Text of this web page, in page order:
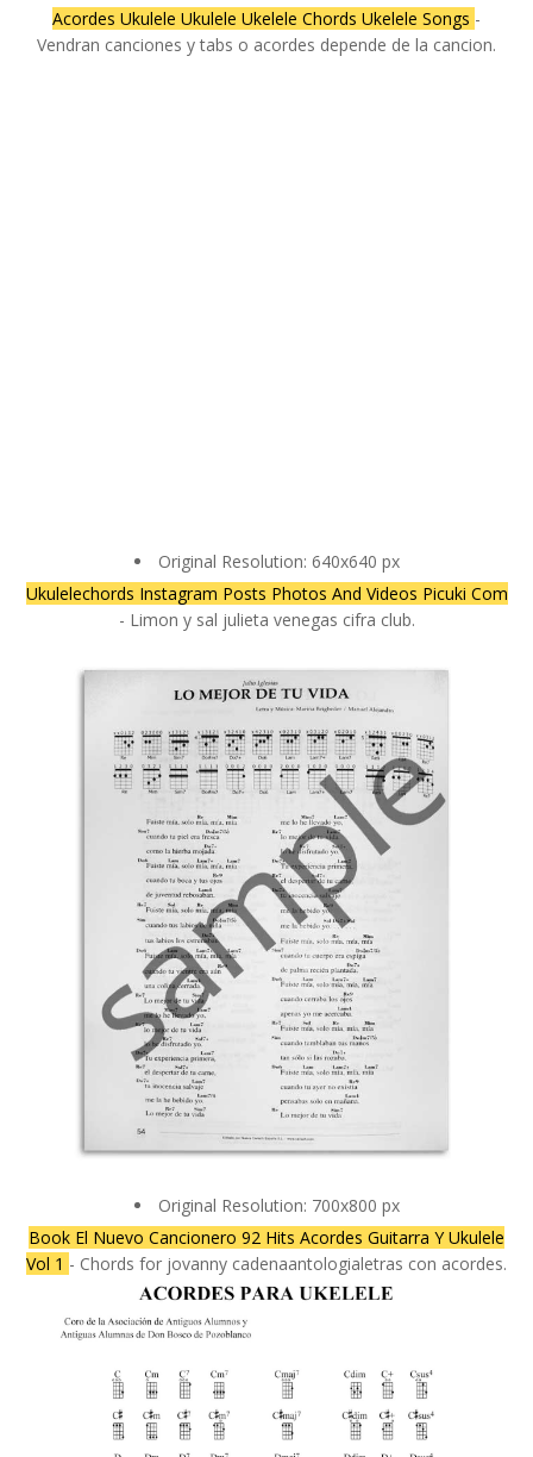
Acordes Ukulele Ukulele Ukelele Chords Ukelele Songs -
Vendran canciones y tabs o acordes depende de la cancion.
Original Resolution: 640x640 px
Ukulelechords Instagram Posts Photos And Videos Picuki Com
- Limon y sal julieta venegas cifra club.
Original Resolution: 700x800 px
Book El Nuevo Cancionero 92 Hits Acordes Guitarra Y Ukulele
Vol 1 - Chords for jovanny cadenaantologialetras con acordes.